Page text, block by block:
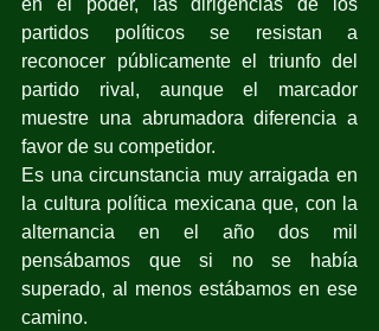
partidos políticos se resistan a
reconocer públicamente el triunfo del
partido rival, aunque el marcador
muestre una abrumadora diferencia a
favor de su competidor.
Es una circunstancia muy arraigada en
la cultura política mexicana que, con la
alternancia en el año dos mil
pensábamos que si no se había
superado, al menos estábamos en ese
camino.